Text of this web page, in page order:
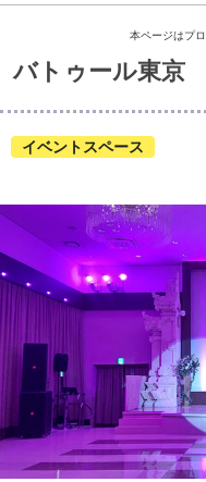
本ページはプ
バトゥール東京
イベントスペース